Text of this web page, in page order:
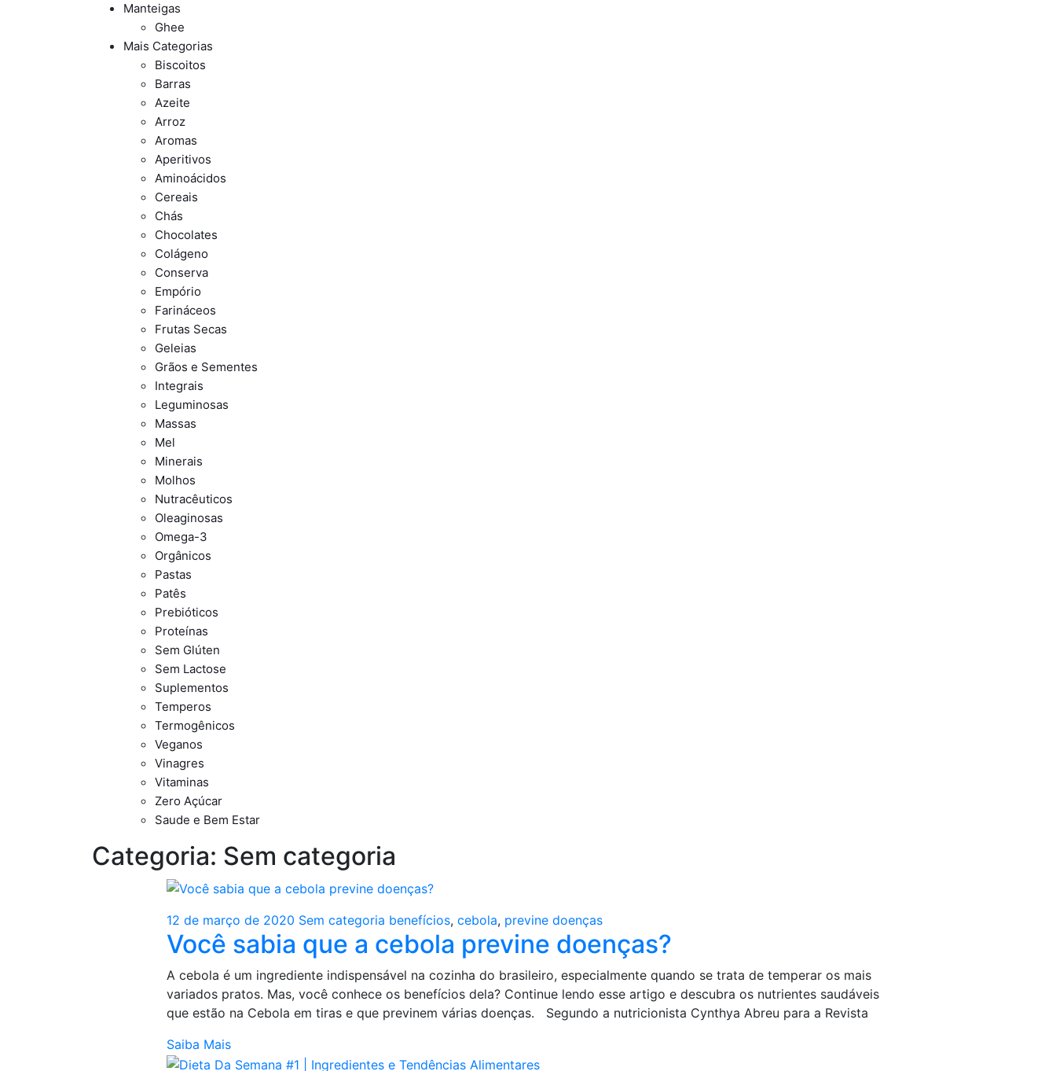
Manteigas
Ghee
Mais Categorias
Biscoitos
Barras
Azeite
Arroz
Aromas
Aperitivos
Aminoácidos
Cereais
Chás
Chocolates
Colágeno
Conserva
Empório
Farináceos
Frutas Secas
Geleias
Grãos e Sementes
Integrais
Leguminosas
Massas
Mel
Minerais
Molhos
Nutracêuticos
Oleaginosas
Omega-3
Orgânicos
Pastas
Patês
Prebióticos
Proteínas
Sem Glúten
Sem Lactose
Suplementos
Temperos
Termogênicos
Veganos
Vinagres
Vitaminas
Zero Açúcar
Saude e Bem Estar
Categoria: Sem categoria
12 de março de 2020 Sem categoria benefícios, cebola, previne doenças
Você sabia que a cebola previne doenças?
A cebola é um ingrediente indispensável na cozinha do brasileiro, especialmente quando se trata de temperar os mais
variados pratos. Mas, você conhece os benefícios dela? Continue lendo esse artigo e descubra os nutrientes saudáveis
que estão na Cebola em tiras e que previnem várias doenças. Segundo a nutricionista Cynthya Abreu para a Revista
Saiba Mais